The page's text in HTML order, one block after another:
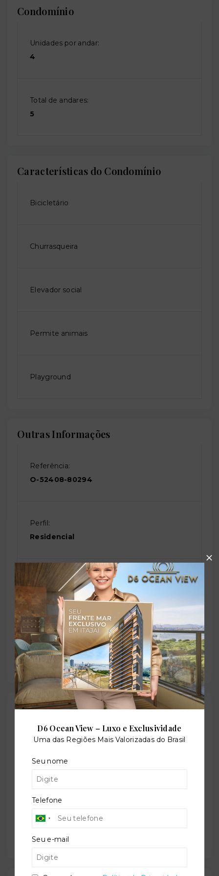
Condomínio
Unidades por andar:
4
Total de andares:
5
Características do Condomínio
Bicicletário
Churrasqueira
Elevador social
Permite animais
Playground
Outras Informações
Referência:
O-52408-80294
Perfil:
Residencial
Situação:
Em construção
Previsão de entrega:
30/12/2027
Localização
Rua das Amoreiras, 175 - Cosmos - Rio de Janeiro/RJ
- 23056-630
+
D6 Ocean View – Luxo e Exclusividade
Uma das Regiões Mais Valorizadas do Brasil
Seu nome
Telefone
Seu e-mail